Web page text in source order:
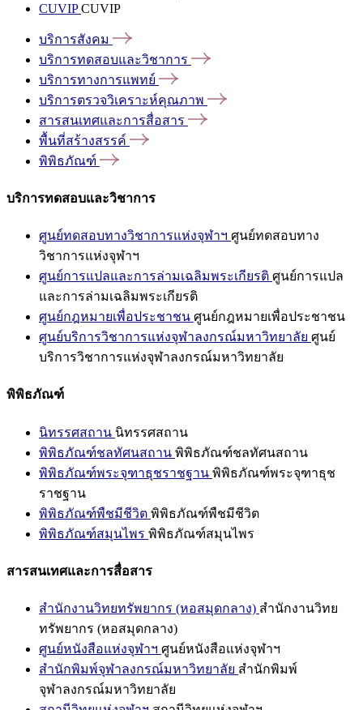
CUVIPCUVIP
บริการสังคม
บริการทดสอบและวิชาการ
บริการทางการแพทย์
บริการตรวจวิเคราะห์คุณภาพ
สารสนเทศและการสื่อสาร
พื้นที่สร้างสรรค์
พิพิธภัณฑ์
บริการทดสอบและวิชาการ
ศูนย์ทดสอบทางวิชาการแห่งจุฬาฯ ศูนย์ทดสอบทาง
วิชาการแห่งจุฬาฯ
ศูนย์การแปลและการล่ามเฉลิมพระเกียรติ ศูนย์การแปล
และการล่ามเฉลิมพระเกียรติ
ศูนย์กฎหมายเพื่อประชาชน ศูนย์กฎหมายเพื่อประชาชน
ศูนย์บริการวิชาการแห่งจุฬาลงกรณ์มหาวิทยาลัย ศูนย์
บริการวิชาการแห่งจุฬาลงกรณ์มหาวิทยาลัย
พิพิธภัณฑ์
นิทรรศสถาน นิทรรศสถาน
พิพิธภัณฑ์ชลทัศนสถาน พิพิธภัณฑ์ชลทัศนสถาน
พิพิธภัณฑ์พระจุฑาธุชราชฐาน พิพิธภัณฑ์พระจุฑาธุช
ราชฐาน
พิพิธภัณฑ์พืชมีชีวิต พิพิธภัณฑ์พืชมีชีวิต
พิพิธภัณฑ์สมุนไพร พิพิธภัณฑ์สมุนไพร
สารสนเทศและการสื่อสาร
สำนักงานวิทยทรัพยากร (หอสมุดกลาง) สำนักงานวิทย
ทรัพยากร (หอสมุดกลาง)
ศูนย์หนังสือแห่งจุฬาฯ ศูนย์หนังสือแห่งจุฬาฯ
สำนักพิมพ์จุฬาลงกรณ์มหาวิทยาลัย สำนักพิมพ์
จุฬาลงกรณ์มหาวิทยาลัย